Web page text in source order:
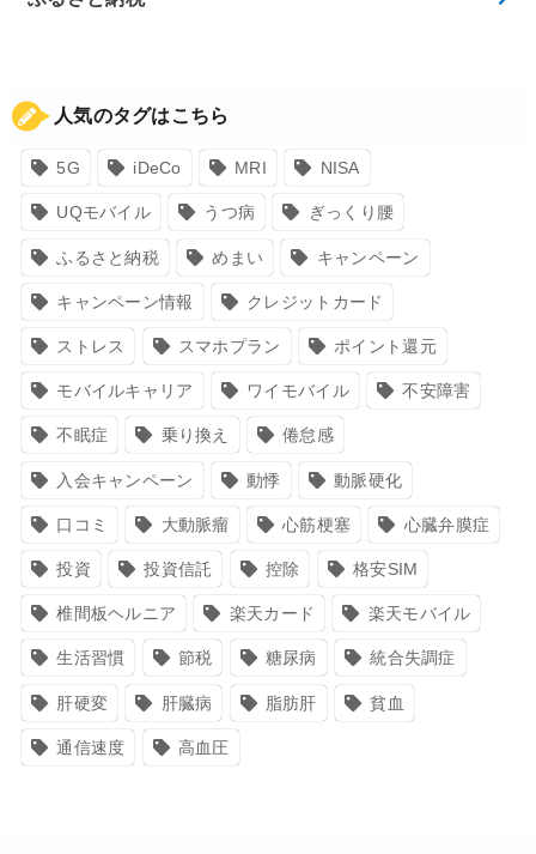
人気のタグはこちら
5G iDeCo MRI NISA
UQモバイル うつ病 ぎっくり腰
ふるさと納税 めまい キャンペーン
キャンペーン情報 クレジットカード
ストレス スマホプラン ポイント還元
モバイルキャリア ワイモバイル 不安障害
不眠症 乗り換え 倦怠感
入会キャンペーン 動悸 動脈硬化
口コミ 大動脈瘤 心筋梗塞 心臓弁膜症
投資 投資信託 控除 格安SIM
椎間板ヘルニア 楽天カード 楽天モバイル
生活習慣 節税 糖尿病 統合失調症
肝硬変 肝臓病 脂肪肝 貧血
通信速度 高血圧